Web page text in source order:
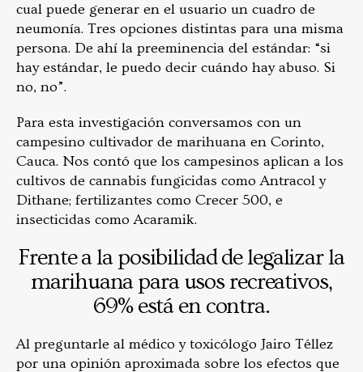
cual puede generar en el usuario un cuadro de
neumonía. Tres opciones distintas para una misma
persona. De ahí la preeminencia del estándar: “si
hay estándar, le puedo decir cuándo hay abuso. Si
no, no”.
Para esta investigación conversamos con un
campesino cultivador de marihuana en Corinto,
Cauca. Nos contó que los campesinos aplican a los
cultivos de cannabis fungicidas como Antracol y
Dithane; fertilizantes como Crecer 500, e
insecticidas como Acaramik.
Frente a la posibilidad de legalizar la
marihuana para usos recreativos,
69% está en contra.
Al preguntarle al médico y toxicólogo Jairo Téllez
por una opinión aproximada sobre los efectos que